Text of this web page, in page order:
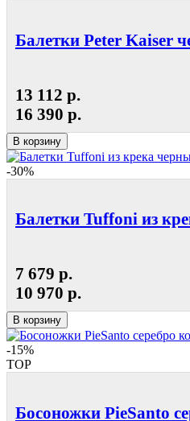
Балетки Peter Kaiser
13 112 р.
16 390 р.
В корзину
-30%
Балетки Tuffoni из
7 679 р.
10 970 р.
В корзину
-15%
TOP
Босоножки PieSanto